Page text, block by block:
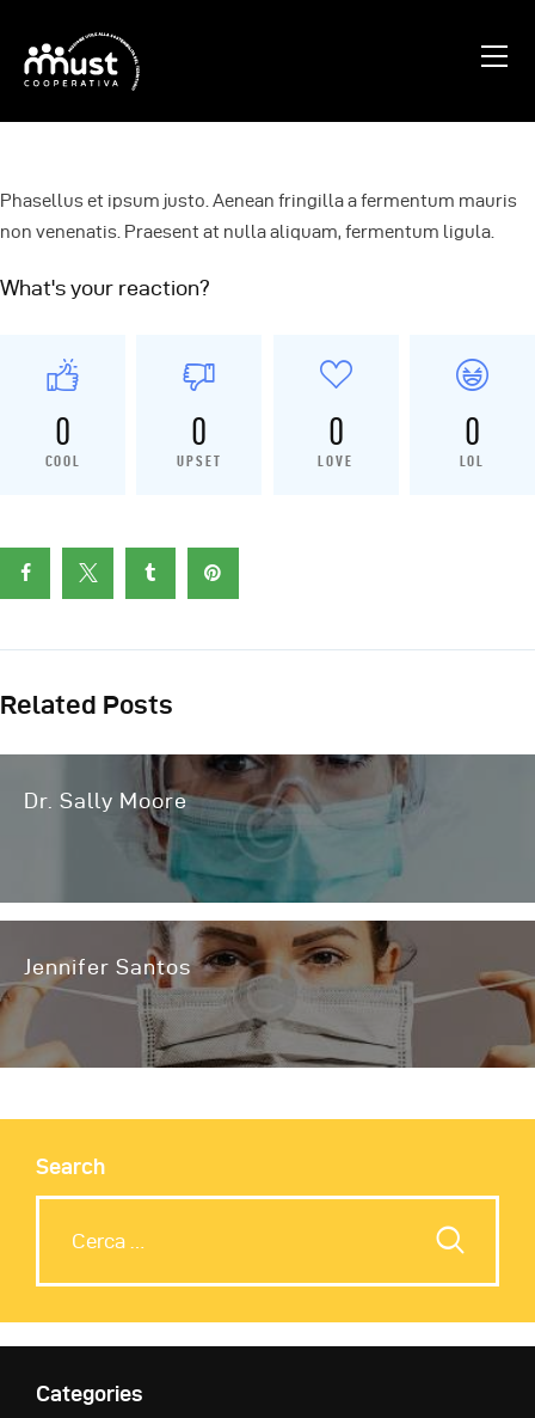
Chi Siamo
Blog
Phasellus et ipsum justo. Aenean fringilla a fermentum mauris
non venenatis. Praesent at nulla aliquam, fermentum ligula.
What's your reaction?
0
COOL
0
UPSET
0
LOVE
0
LOL
Related Posts
Dr. Sally Moore
Jennifer Santos
Search
Categories